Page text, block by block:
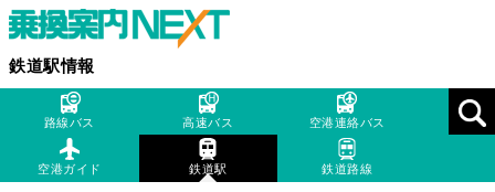
鉄道駅情報
路線バス 高速バス 空港連絡バス
空港ガイド 鉄道駅 鉄道路線